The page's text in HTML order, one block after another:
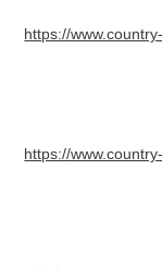
https://
https://